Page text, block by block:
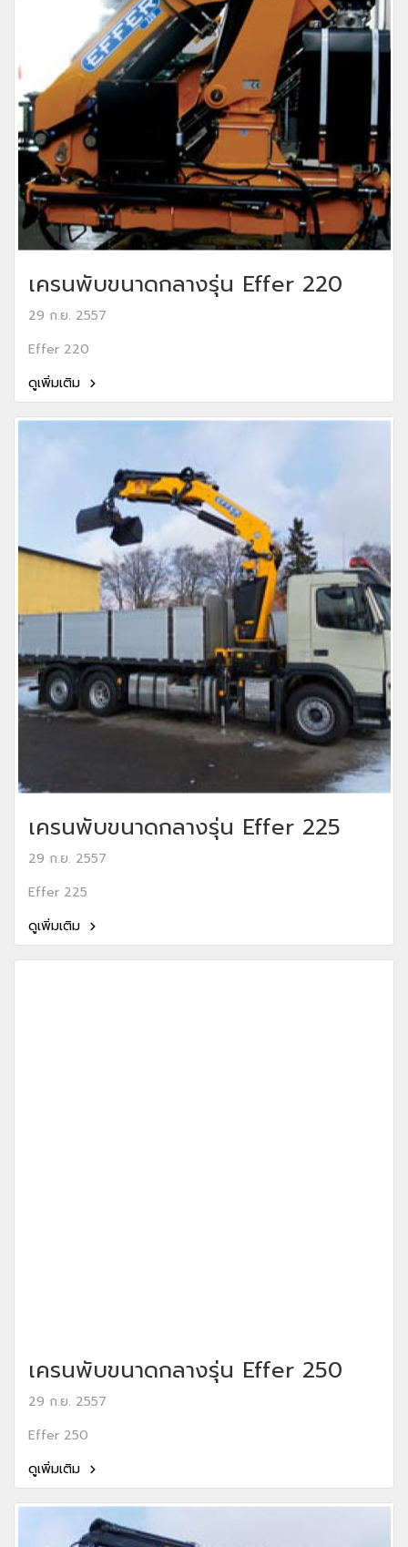
เครนพับขนาดกลางรุ่น Effer 220
29 ก.ย. 2557
Effer 220
ดูเพิ่มเติม
เครนพับขนาดกลางรุ่น Effer 225
29 ก.ย. 2557
Effer 225
ดูเพิ่มเติม
เครนพับขนาดกลางรุ่น Effer 250
29 ก.ย. 2557
Effer 250
ดูเพิ่มเติม